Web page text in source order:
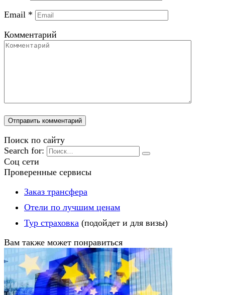
Email *
Комментарий
Поиск по сайту
Search for:
Соц сети
Проверенные сервисы
Заказ трансфера
Отели по лучшим ценам
Тур страховка (подойдет и для визы)
Вам также может понравиться